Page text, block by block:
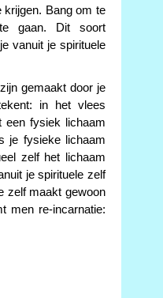
krijgen. Bang om te
gaan. Dit soort
vanuit je spirituele
gemaakt door je
in het vlees
een fysiek lichaam
je fysieke lichaam
zelf het lichaam
je spirituele zelf
zelf maakt gewoon
men re-incarnatie: